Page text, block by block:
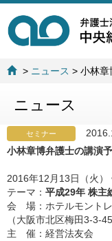
> ニュース >小林章
ニュース
セミナー
小林章博弁護士の講演
2016年12月13日（火）
テーマ： 平成29年 株主
会 場：ホテルモント
（大阪市北区梅田3-3-
主 催：経営法友会